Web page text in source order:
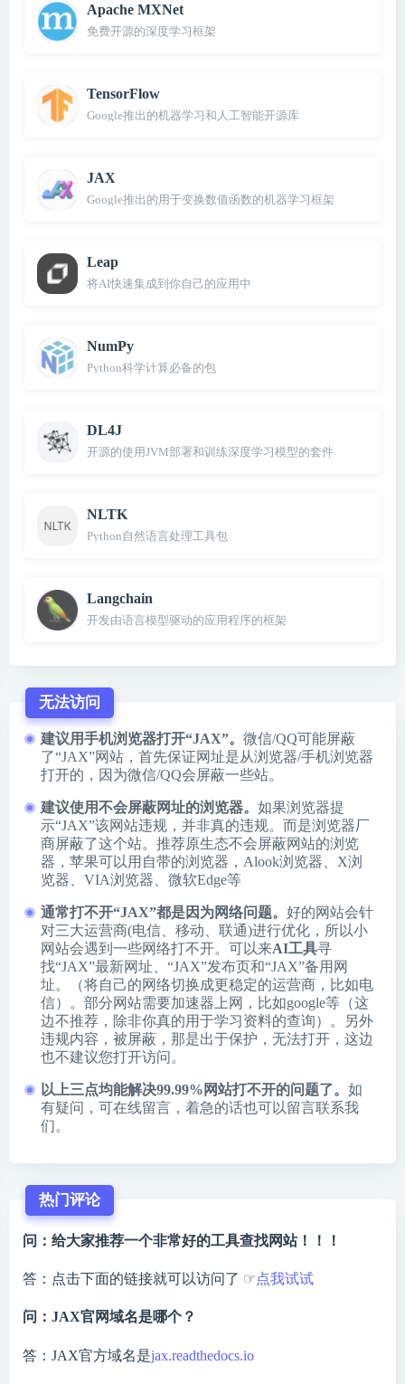
Apache MXNet
免费开源的深度学习框架
TensorFlow
Google推出的机器学习和人工智能开源库
JAX
Google推出的用于变换数值函数的机器学习框架
Leap
将AI快速集成到你自己的应用中
NumPy
Python科学计算必备的包
DL4J
开源的使用JVM部署和训练深度学习模型的套件
NLTK
Python自然语言处理工具包
Langchain
开发由语言模型驱动的应用程序的框架
无法访问
建议用手机浏览器打开“JAX”。 微信/QQ可能屏蔽
了“JAX”网站，首先保证网址是从浏览器/手机浏览器
打开的，因为微信/QQ会屏蔽一些站。
建议使用不会屏蔽网址的浏览器。 如果浏览器提
示“JAX”该网站违规，并非真的违规。而是浏览器厂
商屏蔽了这个站。推荐原生态不会屏蔽网站的浏览
器，苹果可以用自带的浏览器， Alook浏览器
X浏
览器
VIA浏览器 微软Edge等
通常打不开“JAX”都是因为网络问题。 好的网站会针
对三大运营商(电信、移动、联通)进行优化，所以小
网站会遇到一些网络打不开。可以来AI工具寻
找“JAX”最新网址、“JAX”发布页和“JAX”备用网
址。（将自己的网络切换成更稳定的运营商，比如电
信）。部分网站需要加速器上网，比如google等（这
边不推荐，除非你真的用于学习资料的查询）。另外
违规内容，被屏蔽，那是出于保护，无法打开，这边
也不建议您打开访问。
以上三点均能解决99.99%网站打不开的问题了。 如
有疑问，可在线留言，着急的话也可以留言联系我
们。
热门评论
问：给大家推荐一个非常好的工具查找网站！！！
答：点击下面的链接就可以访问了 ☞点我试试
问：JAX官网域名是哪个？
答：JAX官方域名是jax.readthedocs.io